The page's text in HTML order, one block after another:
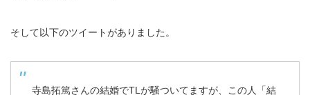
そして以下のツイートがありました。
寺島拓篤さんの結婚でTLが騒ついてますが、この人「結